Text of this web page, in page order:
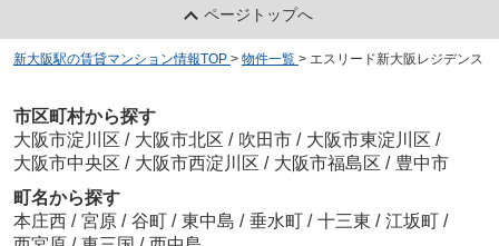
ページトップへ
新大阪駅の賃貸マンション情報TOP > 物件一覧 > エスリード新大阪レジデンス
市区町村から探す
大阪市淀川区 / 大阪市北区 / 吹田市 / 大阪市東淀川区 /
大阪市中央区 / 大阪市西淀川区 / 大阪市福島区 / 豊中市
町名から探す
本庄西 / 宮原 / 谷町 / 東中島 / 垂水町 / 十三東 / 江坂町 /